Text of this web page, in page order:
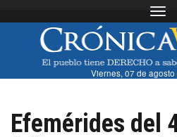
Viernes, 07 de
Efemérides del